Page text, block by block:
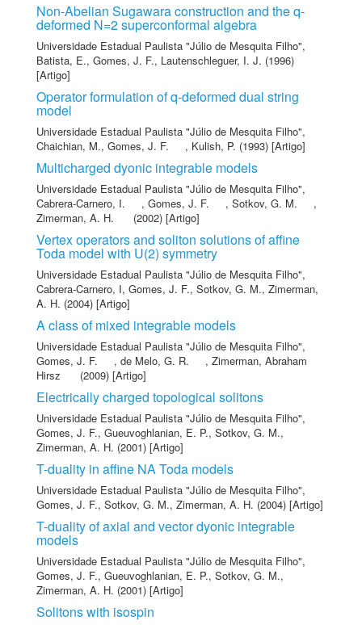
Non-Abelian Sugawara construction and the q-
deformed N=2 superconformal algebra
Universidade Estadual Paulista "Júlio de Mesquita Filho",
Batista, E., Gomes, J. F., Lautenschleguer, I. J. (1996)
[Artigo]
Operator formulation of q-deformed dual string
model
Universidade Estadual Paulista "Júlio de Mesquita Filho",
Chaichian, M., Gomes, J. F. , Kulish, P. (1993) [Artigo]
Multicharged dyonic integrable models
Universidade Estadual Paulista "Júlio de Mesquita Filho",
Cabrera-Carnero, I.
, Gomes, J. F. , Sotkov, G. M.
,
Zimerman, A. H.
(2002) [Artigo]
Vertex operators and soliton solutions of affine
Toda model with U(2) symmetry
Universidade Estadual Paulista "Júlio de Mesquita Filho",
Cabrera-Carnero, I, Gomes, J. F., Sotkov, G. M., Zimerman,
A. H. (2004) [Artigo]
A class of mixed integrable models
Universidade Estadual Paulista "Júlio de Mesquita Filho",
Gomes, J. F.
, de Melo, G. R. , Zimerman, Abraham
Hirsz
(2009) [Artigo]
Electrically charged topological solitons
Universidade Estadual Paulista "Júlio de Mesquita Filho",
Gomes, J. F., Gueuvoghlanian, E. P., Sotkov, G. M.,
Zimerman, A. H. (2001) [Artigo]
T-duality in affine NA Toda models
Universidade Estadual Paulista "Júlio de Mesquita Filho",
Gomes, J. F., Sotkov, G. M., Zimerman, A. H. (2004) [Artigo]
T-duality of axial and vector dyonic integrable
models
Universidade Estadual Paulista "Júlio de Mesquita Filho",
Gomes, J. F., Gueuvoghlanian, E. P., Sotkov, G. M.,
Zimerman, A. H. (2001) [Artigo]
Solitons with isospin